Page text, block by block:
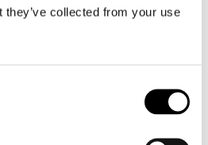
they’ve collected from your use